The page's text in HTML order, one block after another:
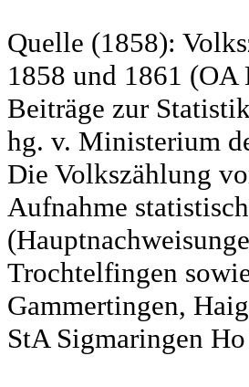
Quelle (1858):
1858 und 1861 (OA
Beiträge zur
hg. v. Ministerium
Die Volkszählung
Aufnahme
Trochtelfingen
Gammertingen,
StA Sigmaringen